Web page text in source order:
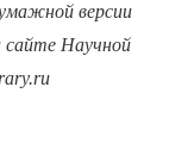
версии
сайте Научной
.ru